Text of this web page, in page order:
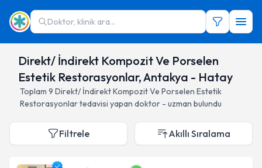
Doktor, klinik ara...
Direkt/ İndirekt Kompozit Ve Porselen
Estetik Restorasyonlar, Antakya - Hatay
Toplam 9 Direkt/ İndirekt Kompozit Ve Porselen Estetik
Restorasyonlartedavisi yapan doktor - uzman bulundu
Filtrele Akıllı Sıralama